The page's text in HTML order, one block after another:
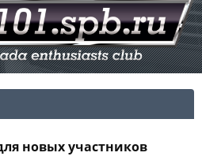
новых участников